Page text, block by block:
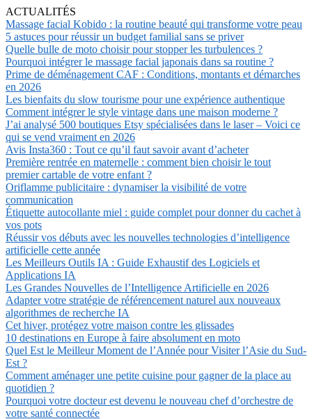
ACTUALITÉS
Massage facial Kobido : la routine beauté qui transforme votre peau
5 astuces pour réussir un budget familial sans se priver
Quelle bulle de moto choisir pour stopper les turbulences ?
Pourquoi intégrer le massage facial japonais dans sa routine ?
Prime de déménagement CAF : Conditions, montants et démarches
en 2026
Les bienfaits du slow tourisme pour une expérience authentique
Comment intégrer le style vintage dans une maison moderne ?
J’ai analysé 500 boutiques Etsy spécialisées dans le laser – Voici ce
qui se vend vraiment en 2026
Avis Insta360 : Tout ce qu’il faut savoir avant d’acheter
Première rentrée en maternelle : comment bien choisir le tout
premier cartable de votre enfant ?
Oriflamme publicitaire : dynamiser la visibilité de votre
communication
Étiquette autocollante miel : guide complet pour donner du cachet à
vos pots
Réussir vos débuts avec les nouvelles technologies d’intelligence
artificielle cette année
Les Meilleurs Outils IA : Guide Exhaustif des Logiciels et
Applications IA
Les Grandes Nouvelles de l’Intelligence Artificielle en 2026
Adapter votre stratégie de référencement naturel aux nouveaux
algorithmes de recherche IA
Cet hiver, protégez votre maison contre les glissades
10 destinations en Europe à faire absolument en moto
Quel Est le Meilleur Moment de l’Année pour Visiter l’Asie du Sud-
Est ?
Comment aménager une petite cuisine pour gagner de la place au
quotidien ?
Pourquoi votre docteur est devenu le nouveau chef d’orchestre de
votre santé connectée